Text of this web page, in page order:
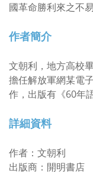
國革命勝利來之不易
作者簡介
文朝利，地方高校
擔任解放軍網某電
作，出版有《60年
詳細資料
作者：文朝利
出版商：開明書店